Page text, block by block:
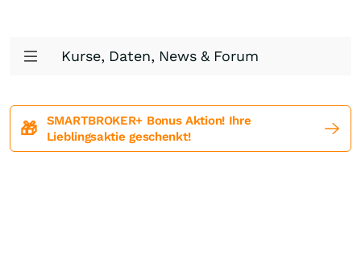
Kurse, Daten, News & Forum
🎁
SMARTBROKER+ Bonus Aktion! Ihre
Lieblingsaktie geschenkt!